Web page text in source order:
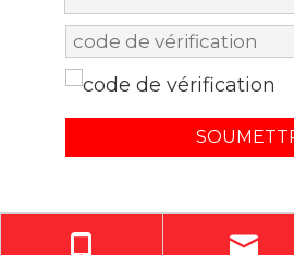
CopyrightO 2024